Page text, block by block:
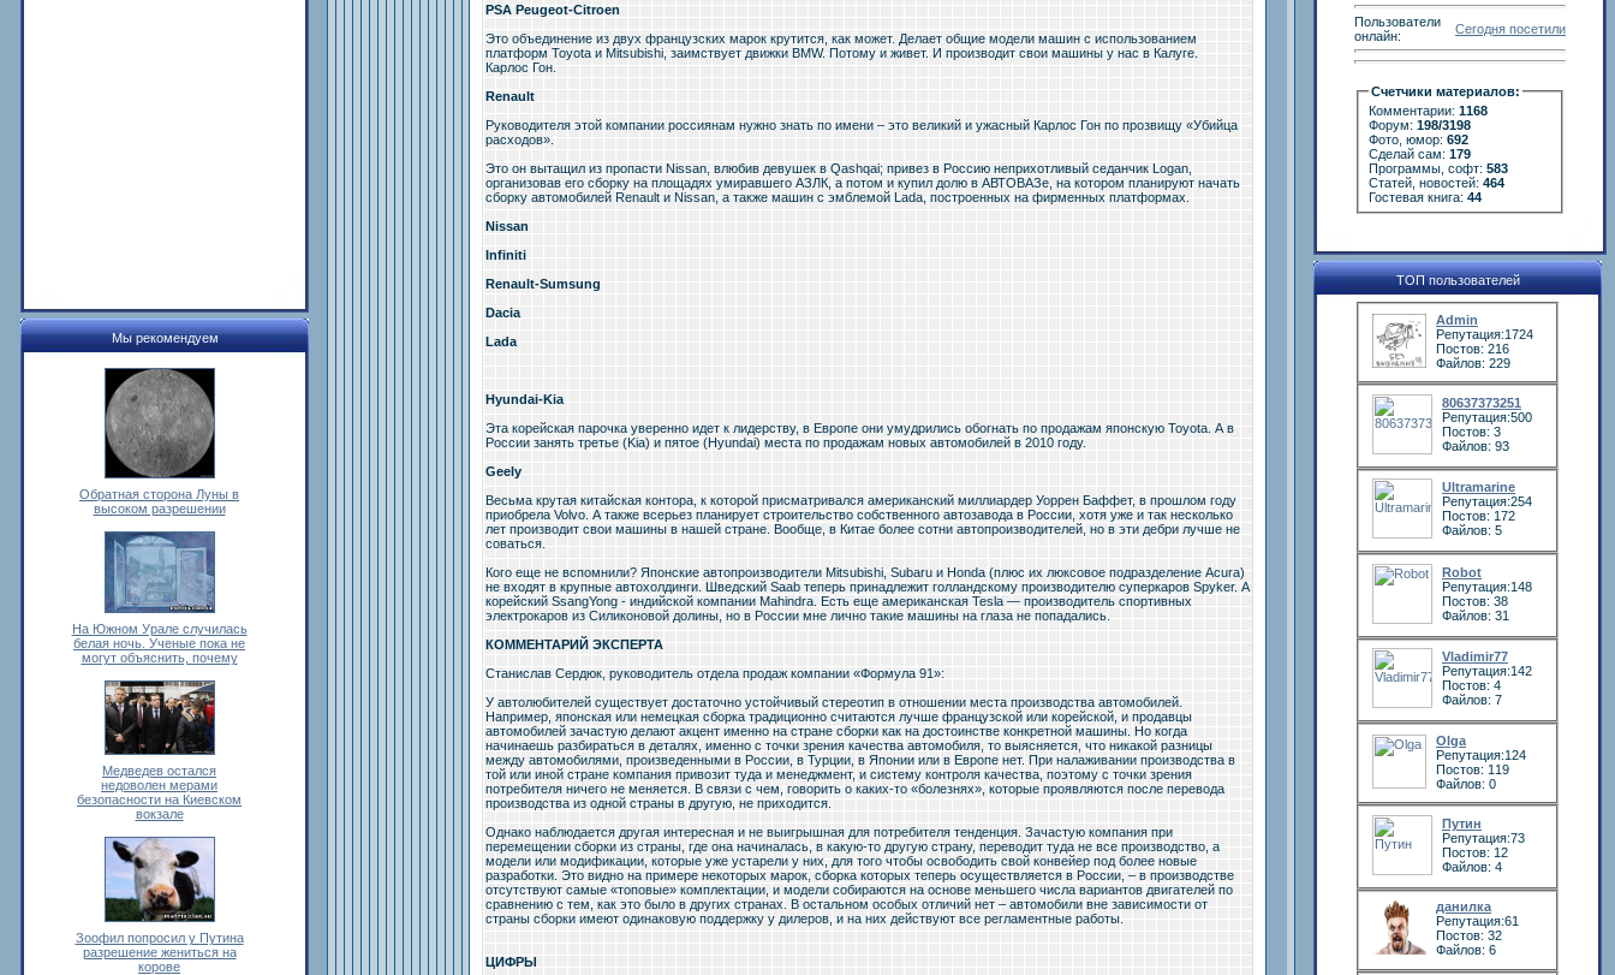
Мы рекомендуем
Обратная сторона Луны в
высоком разрешении
На Южном Урале случилась
белая ночь. Ученые пока не
могут объяснить, почему
Медведев остался
недоволен мерами
безопасности на Киевском
вокзале
Зоофил попросил у Путина
разрешение жениться на
корове
PSA Peugeot-Citroen
Это объединение из двух французских марок крутится, как может. Делает общие модели машин с использованием
платформ Toyota и Mitsubishi, заимствует движки BMW. Потому и живет. И производит свои машины у нас в Калуге.
Карлос Гон.
Renault
Руководителя этой компании россиянам нужно знать по имени – это великий и ужасный Карлос Гон по прозвищу «Убийца
расходов».
Это он вытащил из пропасти Nissan, влюбив девушек в Qashqai; привез в Россию неприхотливый седанчик Logan,
организовав его сборку на площадях умиравшего АЗЛК, а потом и купил долю в АВТОВАЗе, на котором планируют начать
сборку автомобилей Renault и Nissan, а также машин с эмблемой Lada, построенных на фирменных платформах.
Nissan
Infiniti
Renault-Sumsung
Dacia
Lada
Hyundai-Kia
Эта корейская парочка уверенно идет к лидерству, в Европе они умудрились обогнать по продажам японскую Toyota. А в
России занять третье (Kia) и пятое (Hyundai) места по продажам новых автомобилей в 2010 году.
Geely
Весьма крутая китайская контора, к которой присматривался американский миллиардер Уоррен Баффет, в прошлом году
приобрела Volvo. А также всерьез планирует строительство собственного автозавода в России, хотя уже и так несколько
лет производит свои машины в нашей стране. Вообще, в Китае более сотни автопроизводителей, но в эти дебри лучше не
соваться.
Кого еще не вспомнили? Японские автопроизводители Mitsubishi, Subaru и Honda (плюс их люксовое подразделение Acura)
не входят в крупные автохолдинги. Шведский Saab теперь принадлежит голландскому производителю суперкаров Spyker. А
корейский SsangYong - индийской компании Mahindra. Есть еще американская Tesla — производитель спортивных
электрокаров из Силиконовой долины, но в России мне лично такие машины на глаза не попадались.
КОММЕНТАРИЙ ЭКСПЕРТА
Станислав Сердюк, руководитель отдела продаж компании «Формула 91»:
У автолюбителей существует достаточно устойчивый стереотип в отношении места производства автомобилей.
Например, японская или немецкая сборка традиционно считаются лучше французской или корейской, и продавцы
автомобилей зачастую делают акцент именно на стране сборки как на достоинстве конкретной машины. Но когда
начинаешь разбираться в деталях, именно с точки зрения качества автомобиля, то выясняется, что никакой разницы
между автомобилями, произведенными в России, в Турции, в Японии или в Европе нет. При налаживании производства в
той или иной стране компания привозит туда и менеджмент, и систему контроля качества, поэтому с точки зрения
потребителя ничего не меняется. В связи с чем, говорить о каких-то «болезнях», которые проявляются после перевода
производства из одной страны в другую, не приходится.
Однако наблюдается другая интересная и не выигрышная для потребителя тенденция. Зачастую компания при
перемещении сборки из страны, где она начиналась, в какую-то другую страну, переводит туда не все производство, а
модели или модификации, которые уже устарели у них, для того чтобы освободить свой конвейер под более новые
разработки. Это видно на примере некоторых марок, сборка которых теперь осуществляется в России, – в производстве
отсутствуют самые «топовые» комплектации, и модели собираются на основе меньшего числа вариантов двигателей по
сравнению с тем, как это было в других странах. В остальном особых отличий нет – автомобили вне зависимости от
страны сборки имеют одинаковую поддержку у дилеров, и на них действуют все регламентные работы.
ЦИФРЫ
Пользователи
онлайн:
Сегодня посетили
Счетчики материалов:
Комментарии: 1168
Форум: 198/3198
Фото, юмор: 692
Сделай сам: 179
Программы, софт: 583
Статей, новостей: 464
Гостевая книга: 44
ТОП пользователей
Admin
Репутация:1724
Постов: 216
Файлов: 229
80637373251
Репутация:500
Постов: 3
Файлов: 93
Ultramarine
Репутация:254
Постов: 172
Файлов: 5
Robot
Репутация:148
Постов: 38
Файлов: 31
Vladimir77
Репутация:142
Постов: 4
Файлов: 7
Olga
Репутация:124
Постов: 119
Файлов: 0
Путин
Репутация:73
Постов: 12
Файлов: 4
данилка
Репутация:61
Постов: 32
Файлов: 6